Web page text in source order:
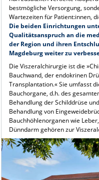
bestmögliche Versorgung,
Wartezeiten für Patient:innen,
Die beiden Einrichtungen
Qualitätsanspruch an die
der Region und ihren
Magdeburg weiter zu
Die Viszeralchirurgie ist die
Bauchwand, der endokrinen
Transplantation.« Sie umfasst
Bauchorgane, d.h. des
Behandlung der Schilddrüse
Behandlung von
Bauchhöhlenorganen wie
Dünndarm gehören zur